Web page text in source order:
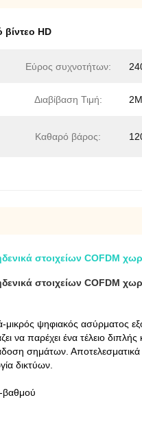
HD
Εύρος συχνοτήτων:
Διαβίβαση Τιμή:
Καθαρό βάρος:
στοιχείων COFDM
στοιχείων COFDM
μικρός ψηφιακός ασύρματος
να παρέχει ένα τέλειο
σημάτων.
δικτύων.
βαθμού